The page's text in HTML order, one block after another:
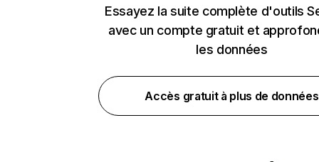
Essayez la suite complète d'outils
avec un compte gratuit et
les données
Accès gratuit à plus de données